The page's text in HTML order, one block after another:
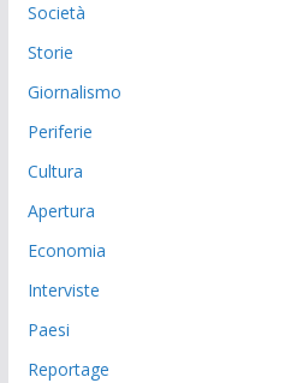
Società
Storie
Giornalismo
Periferie
Cultura
Apertura
Economia
Interviste
Paesi
Reportage